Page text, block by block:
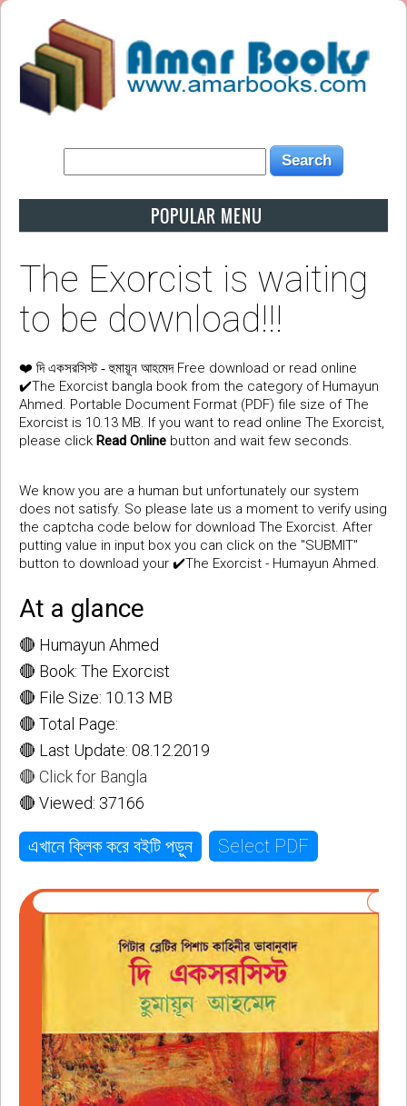
POPULAR MENU
The Exorcist is waiting
to be download!!!
❤️ দি একসরসিস্ট - হুমায়ূন আহমেদFree download or read online
✔️The Exorcist bangla book from the category of Humayun
Ahmed. Portable Document Format (PDF) file size of The
Exorcist is 10.13 MB. If you want to read online The Exorcist,
please click Read Online button and wait few seconds.
We know you are a human but unfortunately our system
does not satisfy. So please late us a moment to verify using
the captcha code below for download The Exorcist. After
putting value in input box you can click on the "SUBMIT"
button to download your ✔️The Exorcist - Humayun Ahmed.
At a glance
🔴 Humayun Ahmed
🔴 Book: The Exorcist
🔴 File Size: 10.13 MB
🔴 Total Page:
🔴 Last Update: 08.12.2019
🔴 Click for Bangla
🔴 Viewed: 37166
এখানে ক্লিক করে বইটি পড়ুন Select PDF